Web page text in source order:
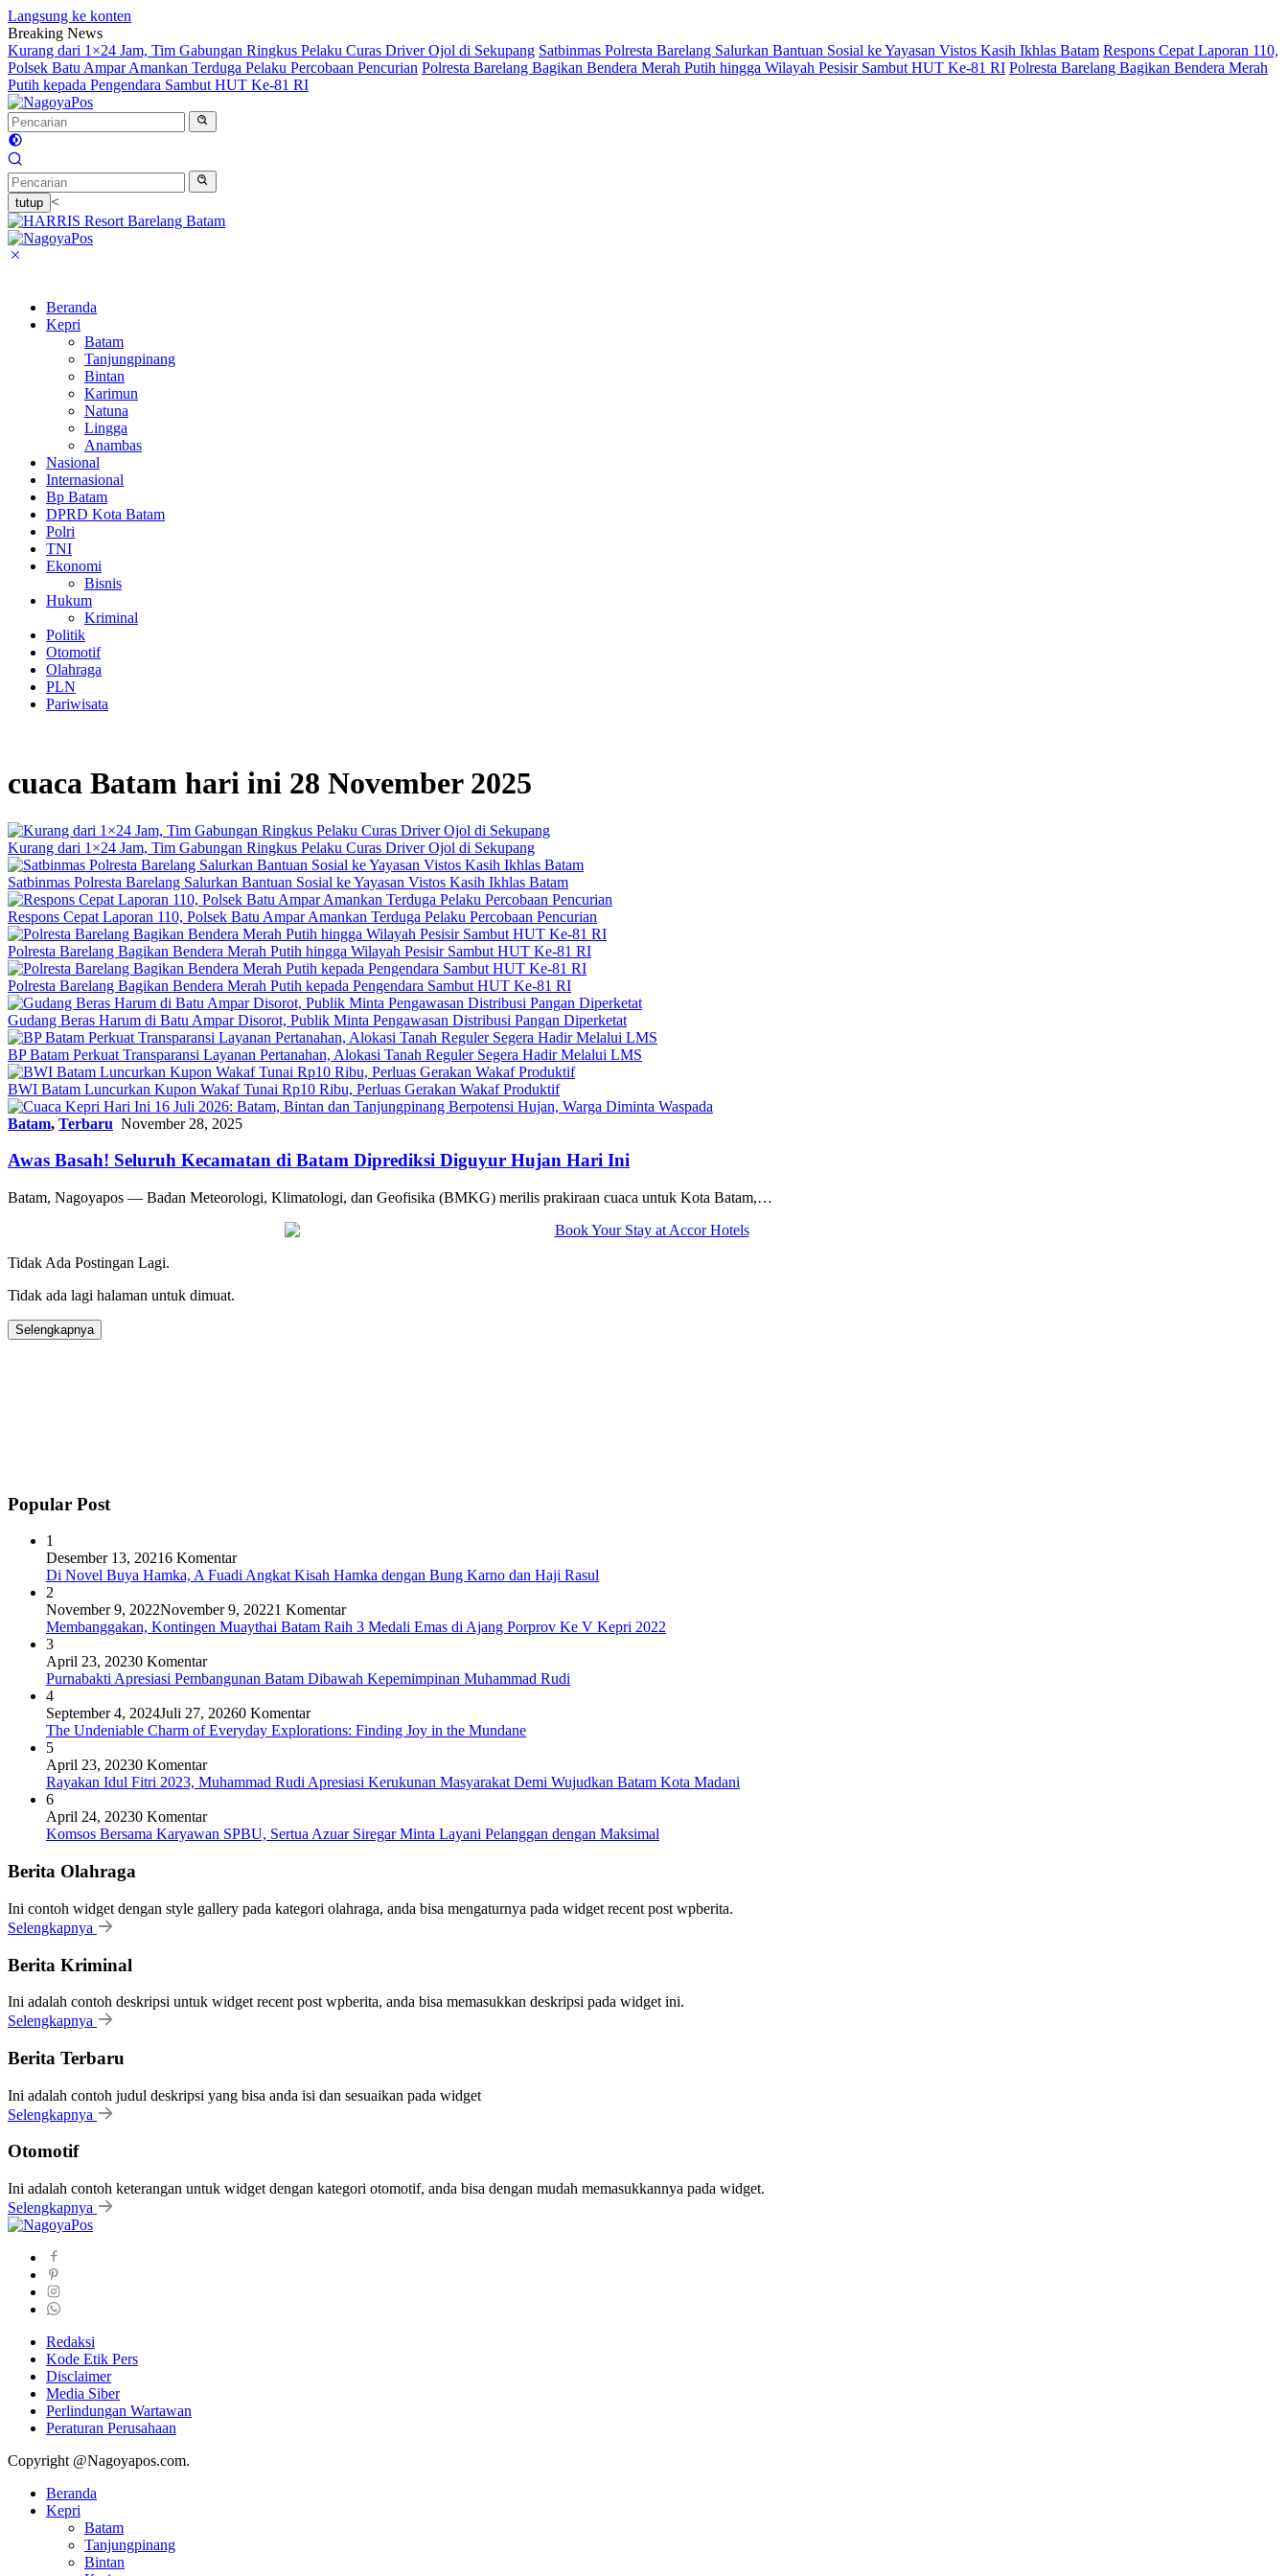
Langsung ke konten
Breaking News
Kurang dari 1×24 Jam, Tim Gabungan Ringkus Pelaku Curas Driver Ojol di Sekupang Satbinmas Polresta Barelang Salurkan Bantuan Sosial ke Yayasan Vistos Kasih Ikhlas Batam Respons Cepat Laporan 110,
Polsek Batu Ampar Amankan Terduga Pelaku Percobaan Pencurian Polresta Barelang Bagikan Bendera Merah Putih hingga Wilayah Pesisir Sambut HUT Ke-81 RI Polresta Barelang Bagikan Bendera Merah
Putih kepada Pengendara Sambut HUT Ke-81 RI
tutup <
Beranda
Kepri
Batam
Tanjungpinang
Bintan
Karimun
Natuna
Lingga
Anambas
Nasional
Internasional
Bp Batam
DPRD Kota Batam
Polri
TNI
Ekonomi
Bisnis
Hukum
Kriminal
Politik
Otomotif
Olahraga
PLN
Pariwisata
cuaca Batam hari ini 28 November 2025
Kurang dari 1×24 Jam, Tim Gabungan Ringkus Pelaku Curas Driver Ojol di Sekupang
Satbinmas Polresta Barelang Salurkan Bantuan Sosial ke Yayasan Vistos Kasih Ikhlas Batam
Respons Cepat Laporan 110, Polsek Batu Ampar Amankan Terduga Pelaku Percobaan Pencurian
Polresta Barelang Bagikan Bendera Merah Putih hingga Wilayah Pesisir Sambut HUT Ke-81 RI
Polresta Barelang Bagikan Bendera Merah Putih kepada Pengendara Sambut HUT Ke-81 RI
Gudang Beras Harum di Batu Ampar Disorot, Publik Minta Pengawasan Distribusi Pangan Diperketat
BP Batam Perkuat Transparansi Layanan Pertanahan, Alokasi Tanah Reguler Segera Hadir Melalui LMS
BWI Batam Luncurkan Kupon Wakaf Tunai Rp10 Ribu, Perluas Gerakan Wakaf Produktif
Batam, Terbaru November 28, 2025
Awas Basah! Seluruh Kecamatan di Batam Diprediksi Diguyur Hujan Hari Ini
Batam, Nagoyapos — Badan Meteorologi, Klimatologi, dan Geofisika (BMKG) merilis prakiraan cuaca untuk Kota Batam,…
Tidak Ada Postingan Lagi.
Tidak ada lagi halaman untuk dimuat.
Selengkapnya
Popular Post
1
Desember 13, 20216 Komentar
Di Novel Buya Hamka, A Fuadi Angkat Kisah Hamka dengan Bung Karno dan Haji Rasul
2
November 9, 2022November 9, 20221 Komentar
Membanggakan, Kontingen Muaythai Batam Raih 3 Medali Emas di Ajang Porprov Ke V Kepri 2022
3
April 23, 20230 Komentar
Purnabakti Apresiasi Pembangunan Batam Dibawah Kepemimpinan Muhammad Rudi
4
September 4, 2024Juli 27, 20260 Komentar
The Undeniable Charm of Everyday Explorations: Finding Joy in the Mundane
5
April 23, 20230 Komentar
Rayakan Idul Fitri 2023, Muhammad Rudi Apresiasi Kerukunan Masyarakat Demi Wujudkan Batam Kota Madani
6
April 24, 20230 Komentar
Komsos Bersama Karyawan SPBU, Sertua Azuar Siregar Minta Layani Pelanggan dengan Maksimal
Berita Olahraga
Ini contoh widget dengan style gallery pada kategori olahraga, anda bisa mengaturnya pada widget recent post wpberita.
Selengkapnya
Berita Kriminal
Ini adalah contoh deskripsi untuk widget recent post wpberita, anda bisa memasukkan deskripsi pada widget ini.
Selengkapnya
Berita Terbaru
Ini adalah contoh judul deskripsi yang bisa anda isi dan sesuaikan pada widget
Selengkapnya
Otomotif
Ini adalah contoh keterangan untuk widget dengan kategori otomotif, anda bisa dengan mudah memasukkannya pada widget.
Selengkapnya
Redaksi
Kode Etik Pers
Disclaimer
Media Siber
Perlindungan Wartawan
Peraturan Perusahaan
Copyright @Nagoyapos.com.
Beranda
Kepri
Batam
Tanjungpinang
Bintan